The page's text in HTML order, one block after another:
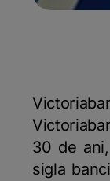
30 de
sigla